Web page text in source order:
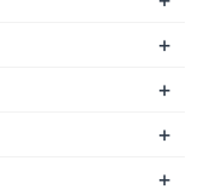
+
+
+
+